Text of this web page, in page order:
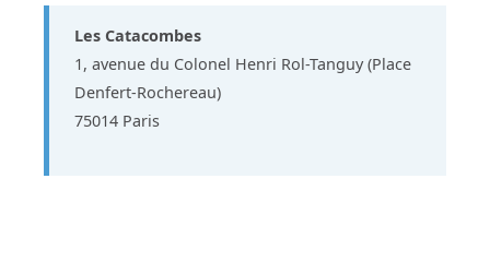
Les Catacombes
1, avenue du Colonel Henri Rol-Tanguy (Place
Denfert-Rochereau)
75014 Paris